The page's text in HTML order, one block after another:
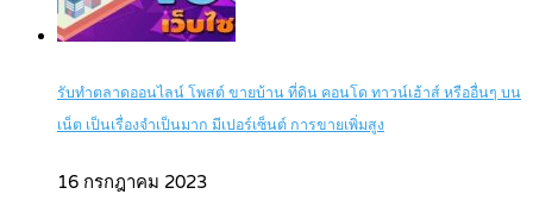
รับทำตลาดออนไลน์ โพสต์ ขายบ้าน ที่ดิน คอนโด ทาวน์เฮ้าส์ หรืออื่นๆ บน
เน็ต เป็นเรื่องจำเป็นมาก มีเปอร์เซ็นต์ การขายเพิ่มสูง
16 กรกฎาคม 2023